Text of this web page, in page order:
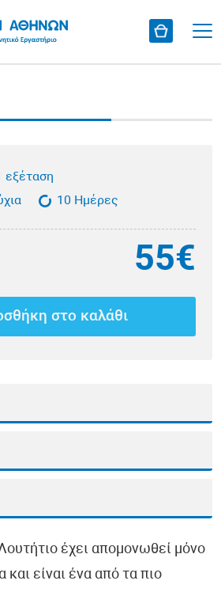
εξέταση
10 Ημέρες
55€
στο καλάθι
έχει απομονωθεί μόνο
και είναι ένα από τα πιο